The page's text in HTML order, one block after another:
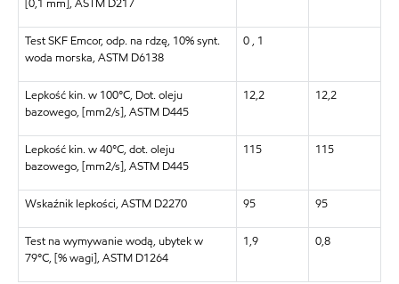
Test SKF Emcor, odp. na rdzę, 10% synt.
woda morska, ASTM D6138
0 , 1
Lepkość kin. w 100°C, Dot. oleju
bazowego, [mm2/s], ASTM D445
12,2 12,2
Lepkość kin. w 40°C, dot. oleju
bazowego, [mm2/s], ASTM D445
115 115
Wskaźnik lepkości, ASTM D2270 95 95
Test na wymywanie wodą, ubytek w
79°C, [% wagi], ASTM D1264
1,9 0,8